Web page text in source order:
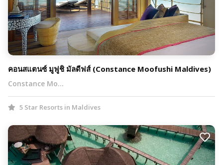
คอนสแตนซ์ มูฟูชิ มัลดีฟส์ (Constance Moofushi Maldives)
Constance Mo…
5 Star Resorts in Maldives